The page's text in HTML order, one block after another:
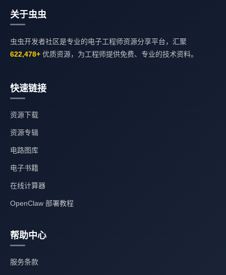
关于虫虫
虫虫开发者社区是专业的电子工程师资源分享平台，汇聚
622,478+ 优质资源，为工程师提供免费、专业的技术资料。
快速链接
资源下载
资源专辑
电路图库
电子书籍
在线计算器
OpenClaw 部署教程
帮助中心
服务条款